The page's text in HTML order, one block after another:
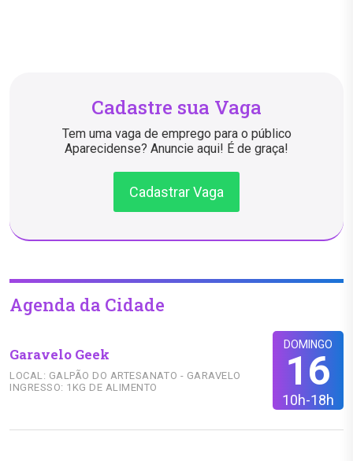
Cadastre sua Vaga
Tem uma vaga de emprego para o público
Aparecidense? Anuncie aqui! É de graça!
Cadastrar Vaga
Agenda da Cidade
DOMINGO
16
10h-18h
Garavelo Geek
LOCAL: GALPÃO DO ARTESANATO - GARAVELO
INGRESSO: 1KG DE ALIMENTO